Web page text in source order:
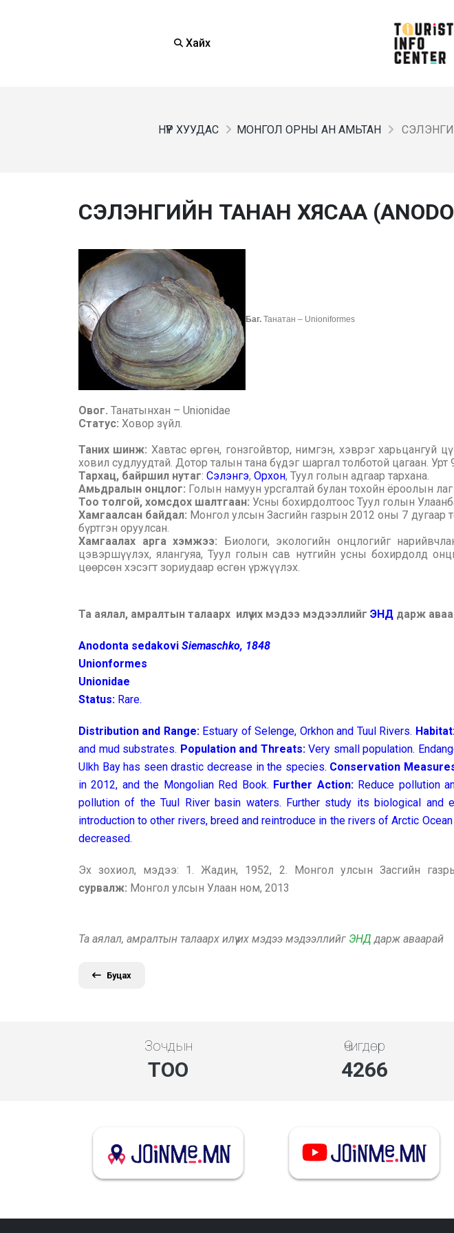
Хайх
НҮҮР ХУУДАС МОНГОЛ ОРНЫ АН АМЬТАН
СЭЛЭНГИЙН ТАНАН ХЯСАА
Баг. Танатан – Unioniformes
Овог. Танатынхан – Unionidae
Статус: Ховор зүйл.
Таних шинж: Хавтас өргөн, гонзгойвтор, нимгэн, хэврэг харьцангуй
ховил судлуудтай. Дотор талын тана бүдэг шаргал толботой цагаан.
Тархац, байршил нутаг: Сэлэнгэ, Орхон, Туул голын адгаар тархана.
Амьдралын онцлог: Голын намуун урсгалтай булан тохойн ёроолын
Тоо толгой, хомсдох шалтгаан: Усны бохирдолтоос Туул голын
Хамгаалсан байдал: Монгол улсын Засгийн газрын 2012 оны 7 дугаар
бүртгэн оруулсан.
Хамгаалах арга хэмжээ: Биологи, экологийн онцлогийг
цэвэршүүлэх, ялангуяа, Туул голын сав нутгийн усны бохирдолд
цөөрсөн хэсэгт зориудаар өсгөн үржүүлэх.
Та аялал, амралтын талаарх илүү их мэдээ мэдээллийг ЭНД дарж
Anodonta sedakovi Siemaschko, 1848
Unionformes
Unionidae
Status: Rare.
Distribution and Range: Estuary of Selenge, Orkhon and Tuul Rivers.
and mud substrates. Population and Threats:Very small population.
Ulkh Bay has seen drastic decrease in the species. Conservation
in 2012, and the Mongolian Red Book. Further Action:Reduce pollution
pollution of the Tuul River basin waters. Further study its biological and
introduction to other rivers, breed and reintroduce in the rivers of Arctic
decreased.
Эх зохиол, мэдээ: 1. Жадин, 1952, 2. Монгол улсын Засгийн
сурвалж: Монгол улсын Улаан ном, 2013
Та аялал, амралтын талаарх илүү их мэдээ мэдээллийг ЭНД дарж аваарай
Буцах
Зочдын
ТОО
Өчигдөр
4948